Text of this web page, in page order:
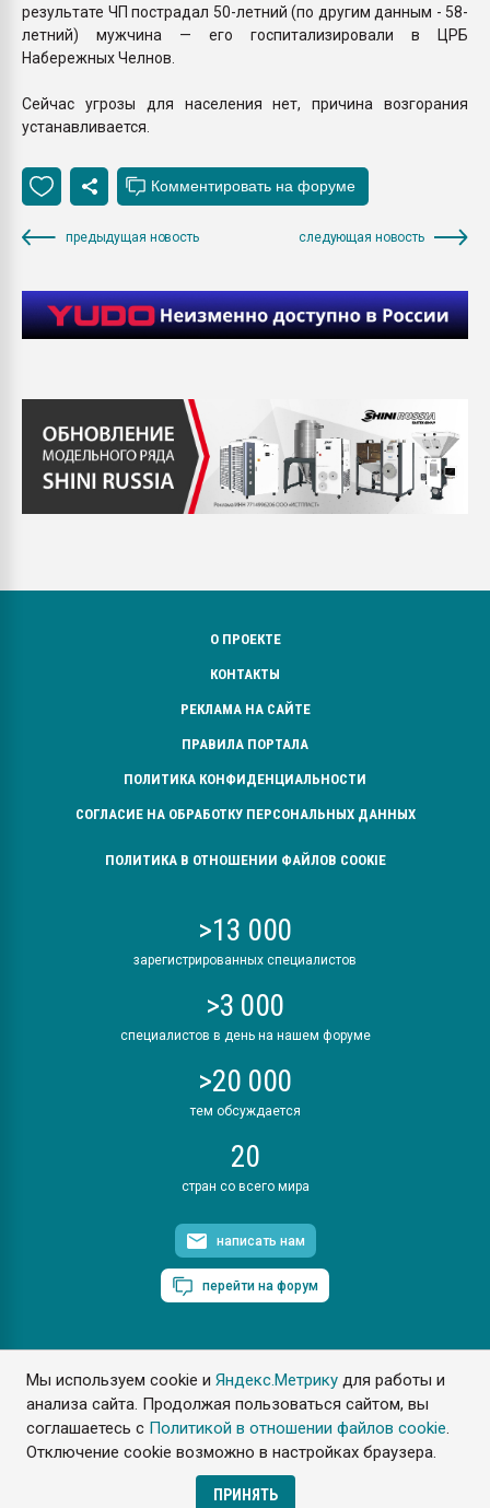
Мы используем cookie иЯндекс.Метрику для работы и
анализа сайта. Продолжая пользоваться сайтом, вы
соглашаетесь с Политикой в отношении файлов cookie.
Отключение cookie возможно в настройках браузера.
ПРИНЯТЬ
результате ЧП пострадал 50-летний (по другим данным - 58-
летний) мужчина — его госпитализировали в ЦРБ
Набережных Челнов.
Сейчас угрозы для населения нет, причина возгорания
устанавливается.
предыдущая новость следующая новость
О ПРОЕКТЕ
КОНТАКТЫ
РЕКЛАМА НА САЙТЕ
ПРАВИЛА ПОРТАЛА
ПОЛИТИКА КОНФИДЕНЦИАЛЬНОСТИ
СОГЛАСИЕ НА ОБРАБОТКУ ПЕРСОНАЛЬНЫХ ДАННЫХ
ПОЛИТИКА В ОТНОШЕНИИ ФАЙЛОВ COOKIE
>13 000
зарегистрированных специалистов
>3 000
специалистов в день на нашем форуме
>20 000
тем обсуждается
20
стран со всего мира
написать нам
перейти на форум
ПластЭксперт © 2006. Все права защищены
Разрешается копирование материалов сайта с обязательной
ссылкой на www.e-plastic.ru
Разработка сайта